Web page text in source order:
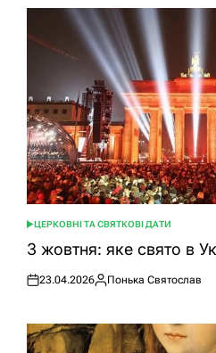
ОПУБЛІКУВАТИ
У
ЦЕРКОВНІ ТА СВЯТКОВІ ДАТИ
3 жовтня: яке свято в
Оприлюднено
23.04.2026
Опубліковано
Понька Святослав